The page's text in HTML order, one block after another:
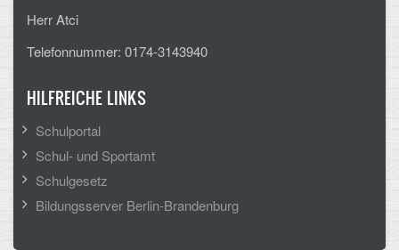
Abitur
Freistellung/Entschuldigung
Kurswahl 10. Kl.
Umwahl 11. Kl.
mPA
Wahlfächer
Herr Atci
Telefonnummer: 0174-3143940
HILFREICHE LINKS
Schulportal
Schul- und Sportamt
Schulgesetz
Bildungsserver Berlin-Brandenburg